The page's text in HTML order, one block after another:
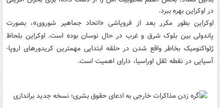
در اوکراین بهره ببرد.
اوکراین بطور مکرر بعد از فروپاشی «اتحاد جماهیر شوروی»، بصورت
پاندولی بین بلوک شرق و غرب در حال نوسان بوده است. اوکراین بلحاظ
ژئواکنومیک بخاطر واقع شدن در حلقه ابتدایی مهمترین کریدورهای اروپا-
آسیایی در نقطه ثقل اوراسیا، دارای اهمیت است.